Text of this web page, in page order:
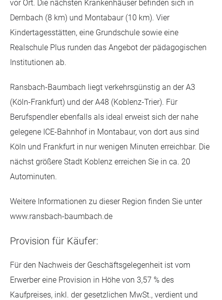
vor Ort. Die nächsten Krankenhäuser befinden sich in
Dernbach (8 km) und Montabaur (10 km). Vier
Kindertagesstätten, eine Grundschule sowie eine
Realschule Plus runden das Angebot der pädagogischen
Institutionen ab.
Ransbach-Baumbach liegt verkehrsgünstig an der A3
(Köln-Frankfurt) und der A48 (Koblenz-Trier). Für
Berufspendler ebenfalls als ideal erweist sich der nahe
gelegene ICE-Bahnhof in Montabaur, von dort aus sind
Köln und Frankfurt in nur wenigen Minuten erreichbar. Die
nächst größere Stadt Koblenz erreichen Sie in ca. 20
Autominuten.
Weitere Informationen zu dieser Region finden Sie unter
www.ransbach-baumbach.de
Provision für Käufer:
Für den Nachweis der Geschäftsgelegenheit ist vom
Erwerber eine Provision in Höhe von 3,57 % des
Kaufpreises, inkl. der gesetzlichen MwSt., verdient und